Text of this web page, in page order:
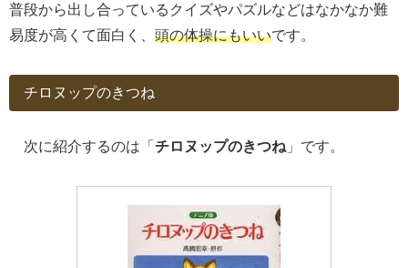
普段から出し合っているクイズやパズルなどはなかなか難
易度が高くて面白く、 頭の体操にもいいです。
チロヌップのきつね
次に紹介するのは「 チロヌップのきつね」です。